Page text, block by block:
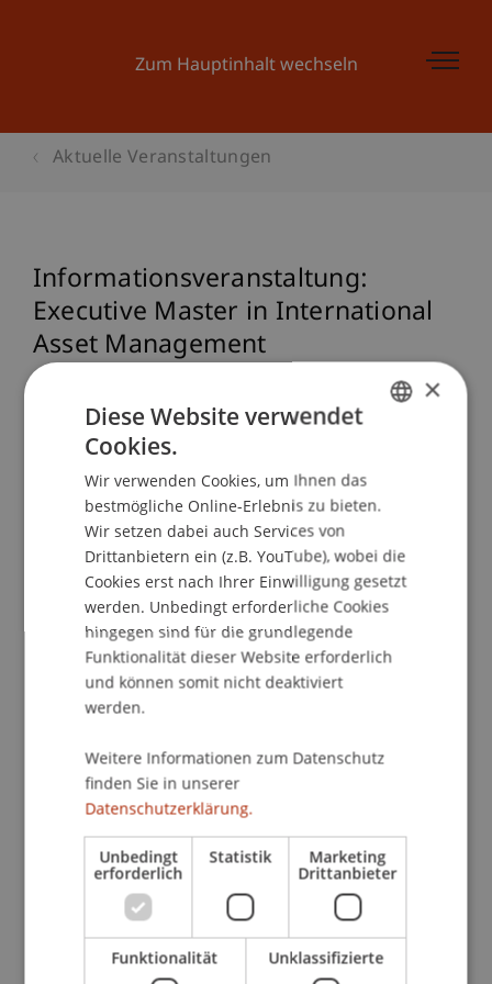
Zum Hauptinhalt wechseln
Aktuelle Veranstaltungen
Informationsveranstaltung:
Executive Master in International
Asset Management
School/Professur:
Institut für Finanzdienstleistungen
Ab September 2012 startet unser neuer
International Asset Management.
Gerne bieten wir Ihnen die Möglichkeit, an
unserer Informationsveranstaltung Näheres über
den Studienplan, das Lehrkonzept und die
Studienzeiten zu erfahren.
Veranstaltungsdetails
Kontakt
×
Diese Website verwendet
Cookies.
Wir verwenden Cookies, um Ihnen das
bestmögliche Online-Erlebnis zu bieten.
Wir setzen dabei auch Services von
Drittanbietern ein (z.B. YouTube), wobei die
Cookies erst nach Ihrer Einwilligung gesetzt
werden. Unbedingt erforderliche Cookies
hingegen sind für die grundlegende
Funktionalität dieser Website erforderlich
und können somit nicht deaktiviert
werden.
Weitere Informationen zum Datenschutz
finden Sie in unserer
Datenschutzerklärung.
Unbedingt
erforderlich
Statistik Marketing
Drittanbieter
Funktionalität Unklassifizierte